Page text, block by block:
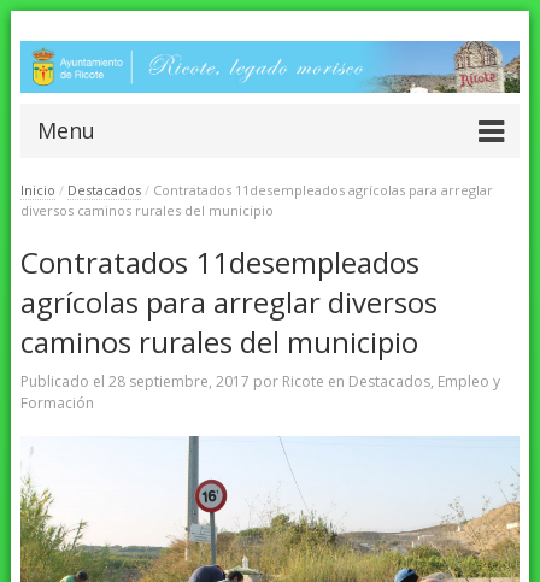
Menu
Inicio / Destacados / Contratados 11desempleados agrícolas para arreglar
diversos caminos rurales del municipio
Contratados 11desempleados
agrícolas para arreglar diversos
caminos rurales del municipio
Publicado el 28 septiembre, 2017 por Ricote en Destacados, Empleo y
Formación